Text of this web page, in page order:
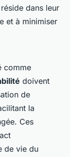
dans leur
et à minimiser
comme
doivent
de
la
Ces
de vie du